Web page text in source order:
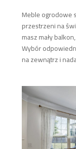
Meble ogrodowe
przestrzeni na
masz mały
Wybór
na zewnątrz i